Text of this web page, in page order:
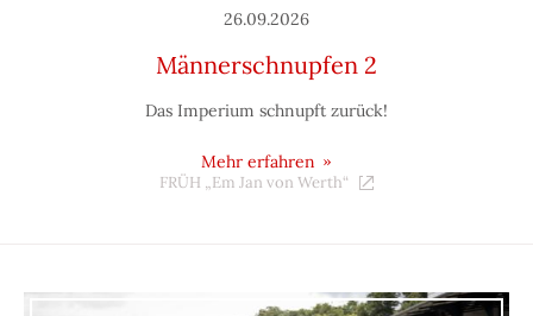
26.09.2026
Männerschnupfen 2
Das Imperium schnupft zurück!
Mehr erfahren
FRÜH „Em Jan von Werth“